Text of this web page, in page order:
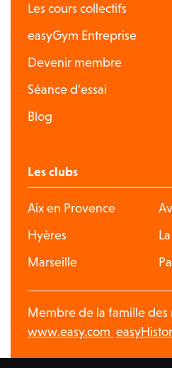
Les cours collectifs
easyGym Entreprise
Devenir membre
Séance d’essai
Blog
Les clubs
Aix en Provence
Hyères
Marseille
Membre de la famille des
www.easy.com